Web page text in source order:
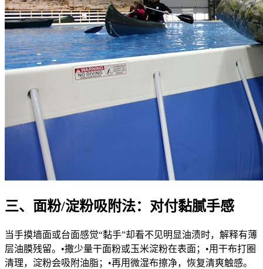
三、面粉/淀粉吸附法：对付黏腻手感
当手摸墙面或台面感觉“黏手”却看不见明显油渍时，解释有薄
层油膜残留。•撒少量干面粉或玉米淀粉在表面；•用干布打圈
清理，淀粉会吸附油脂；•再用微湿布擦净，恢复清爽触感。